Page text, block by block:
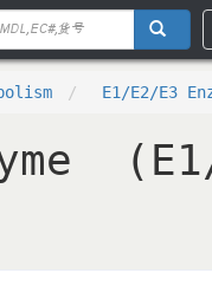
E1/E2/E3